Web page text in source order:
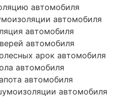
автомобиля
автомобиля
автомобиля
автомобиля
арок автомобиля
автомобиля
автомобиля
автомобиля